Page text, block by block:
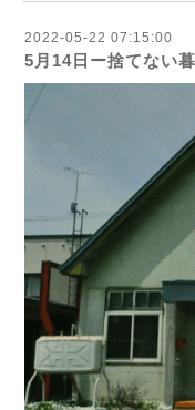
2022-05-22 07:15:00
5月14日ー捨てない